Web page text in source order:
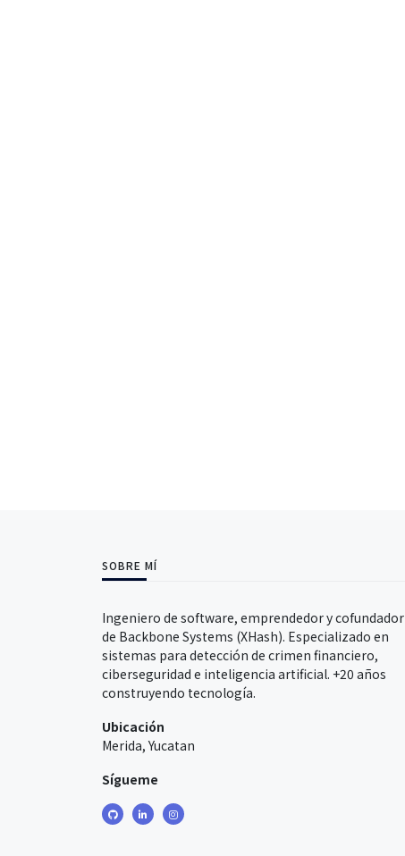
SOBRE MÍ
Ingeniero de software, emprendedor y cofundador
de Backbone Systems (XHash). Especializado en
sistemas para detección de crimen financiero,
ciberseguridad e inteligencia artificial. +20 años
construyendo tecnología.
Ubicación
Merida, Yucatan
Sígueme